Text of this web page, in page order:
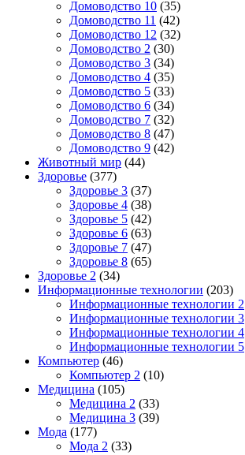
Домоводство 10 (35)
Домоводство 11 (42)
Домоводство 12 (32)
Домоводство 2 (30)
Домоводство 3 (34)
Домоводство 4 (35)
Домоводство 5 (33)
Домоводство 6 (34)
Домоводство 7 (32)
Домоводство 8 (47)
Домоводство 9 (42)
Животный мир (44)
Здоровье (377)
Здоровье 3 (37)
Здоровье 4 (38)
Здоровье 5 (42)
Здоровье 6 (63)
Здоровье 7 (47)
Здоровье 8 (65)
Здоровье 2 (34)
Информационные технологии (203)
Информационные технологии 2
Информационные технологии 3
Информационные технологии 4
Информационные технологии 5
Компьютер (46)
Компьютер 2 (10)
Медицина (105)
Медицина 2 (33)
Медицина 3 (39)
Мода (177)
Мода 2 (33)